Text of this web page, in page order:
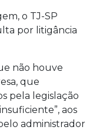
o TJ-SP
por litigância
não houve
que
pela legislação
aos
administrador